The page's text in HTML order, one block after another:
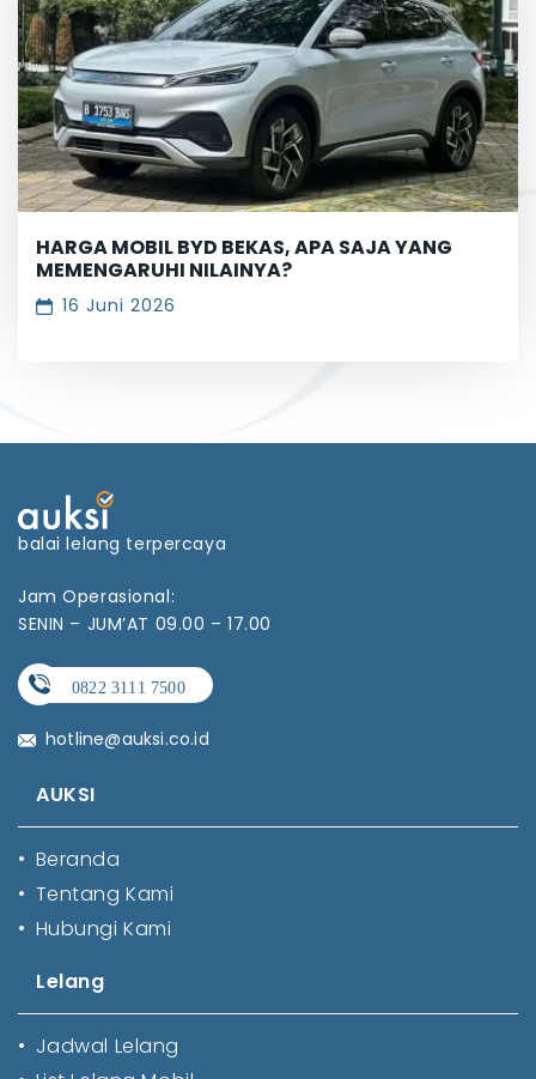
HARGA MOBIL BYD BEKAS, APA SAJA YANG
MEMENGARUHI NILAINYA?
16 Juni 2026
balai lelang terpercaya
Jam Operasional:
SENIN – JUM’AT 09.00 – 17.00
hotline@auksi.co.id
AUKSI
• Beranda
• Tentang Kami
• Hubungi Kami
Lelang
• Jadwal Lelang